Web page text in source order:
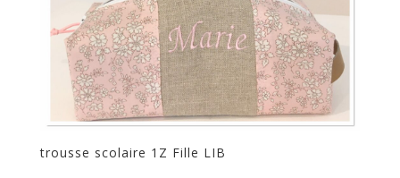
trousse scolaire 1Z Fille LIB